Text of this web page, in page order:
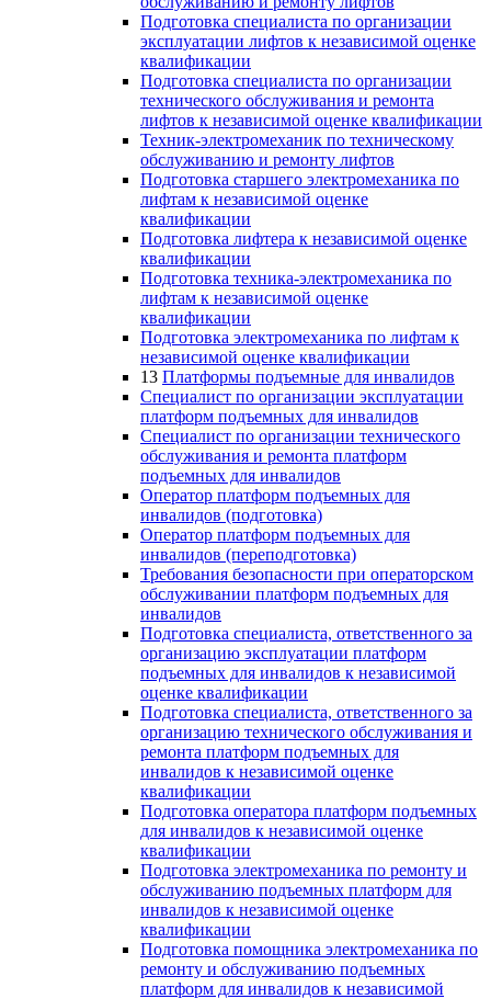
Подготовка специалиста по организации
эксплуатации лифтов к независимой оценке
квалификации
Подготовка специалиста по организации
технического обслуживания и ремонта
лифтов к независимой оценке квалификации
Техник-электромеханик по техническому
обслуживанию и ремонту лифтов
Подготовка старшего электромеханика по
лифтам к независимой оценке
квалификации
Подготовка лифтера к независимой оценке
квалификации
Подготовка техника-электромеханика по
лифтам к независимой оценке
квалификации
Подготовка электромеханика по лифтам к
независимой оценке квалификации
13 Платформы подъемные для инвалидов
Специалист по организации эксплуатации
платформ подъемных для инвалидов
Специалист по организации технического
обслуживания и ремонта платформ
подъемных для инвалидов
Оператор платформ подъемных для
инвалидов (подготовка)
Оператор платформ подъемных для
инвалидов (переподготовка)
Требования безопасности при операторском
обслуживании платформ подъемных для
инвалидов
Подготовка специалиста, ответственного за
организацию эксплуатации платформ
подъемных для инвалидов к независимой
оценке квалификации
Подготовка специалиста, ответственного за
организацию технического обслуживания и
ремонта платформ подъемных для
инвалидов к независимой оценке
квалификации
Подготовка оператора платформ подъемных
для инвалидов к независимой оценке
квалификации
Подготовка электромеханика по ремонту и
обслуживанию подъемных платформ для
инвалидов к независимой оценке
квалификации
Подготовка помощника электромеханика по
ремонту и обслуживанию подъемных
платформ для инвалидов к независимой